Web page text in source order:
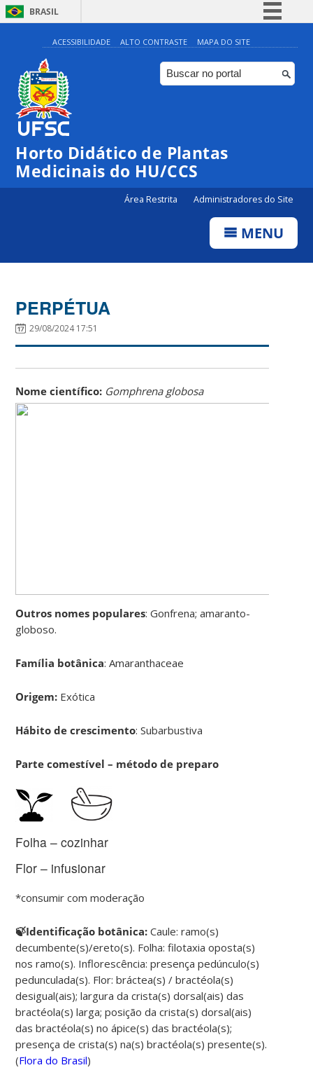
BRASIL
Simplifique!
Comunica BR
Participe
Canais
ACESSIBILIDADE ALTO CONTRASTE MAPA DO SITE
Horto Didático de Plantas
Medicinais do HU/CCS
Área Restrita Administradores do Site
MENU
PERPÉTUA
29/08/2024 17:51
Nome científico: Gomphrena globosa
Outros nomes populares: Gonfrena; amaranto-
globoso.
Família botânica: Amaranthaceae
Origem: Exótica
Hábito de crescimento: Subarbustiva
Parte comestível – método de preparo
Folha – cozinhar
Flor – infusionar
*consumir com moderação
🍃Identificação botânica:Caule: ramo(s)
decumbente(s)/ereto(s). Folha: filotaxia oposta(s)
nos ramo(s). Inflorescência: presença pedúnculo(s)
pedunculada(s). Flor: bráctea(s) / bractéola(s)
desigual(ais); largura da crista(s) dorsal(ais) das
bractéola(s) larga; posição da crista(s) dorsal(ais)
das bractéola(s) no ápice(s) das bractéola(s);
presença de crista(s) na(s) bractéola(s) presente(s).
(Flora do Brasil)